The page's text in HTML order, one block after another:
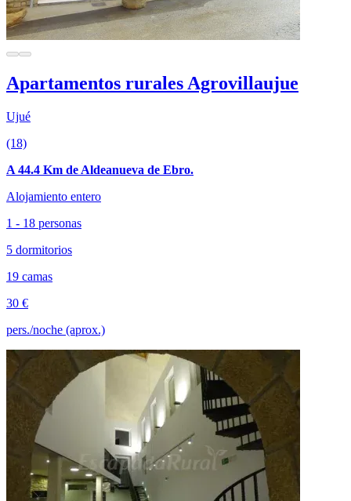
Apartamentos rurales Agrovillaujue
Ujué
(18)
A 44.4 Km de Aldeanueva de Ebro.
Alojamiento entero
1 - 18 personas
5 dormitorios
19 camas
30 €
pers./noche (aprox.)